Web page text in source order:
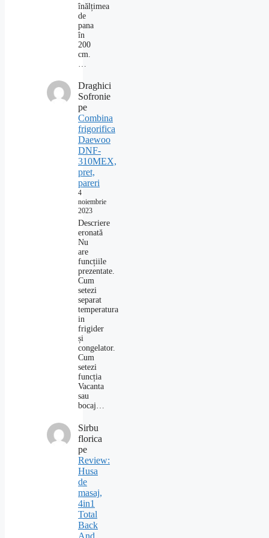
înălțimea
de
pana
în
200
cm.
Draghici
Sofronie
pe
Combina
frigorifica
Daewoo
DNF-
310MEX,
pret,
pareri
4
noiembrie
2023
Descriere
eronată
Nu
are
funcțiile
prezentate.
Cum
setezi
separat
temperatura
in
frigider
și
congelator.
Cum
setezi
funcția
Vacanta
sau
bocaj…
Sirbu
florica
pe
Review:
Husa
de
masaj,
4in1
Total
Back
And